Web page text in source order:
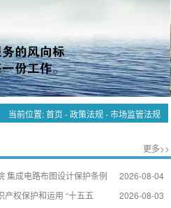
。
税额。
当前位置:首页-政策法规-市场监管法规
更多>>
2026-08-04
集成电路布图设计保护条例
2026-08-03
产权保护和运用 “十五五